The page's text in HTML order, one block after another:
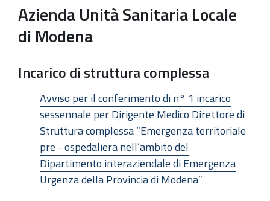
Azienda Unità Sanitaria Locale
di Modena
Incarico di struttura complessa
Avviso per il conferimento di n° 1 incarico
sessennale per Dirigente Medico Direttore di
Struttura complessa “Emergenza territoriale
pre - ospedaliera nell’ambito del
Dipartimento interaziendale di Emergenza
Urgenza della Provincia di Modena”